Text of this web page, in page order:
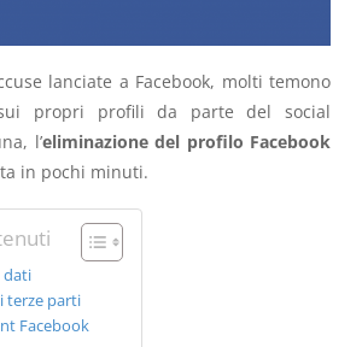
lanciate a Facebook, molti temono
propri profili da parte del social
l’eliminazione del profilo Facebook
in pochi minuti.
dati
terze parti
Facebook